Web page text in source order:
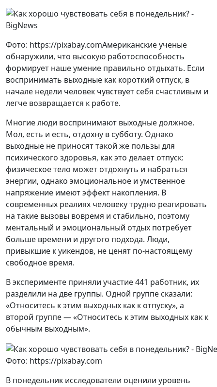
Фото: https://pixabay.comАмериканские ученые
обнаружили, что высокую работоспособность
формирует наше умение правильно отдыхать. Если
воспринимать выходные как короткий отпуск, в
начале недели человек чувствует себя счастливым и
легче возвращается к работе.
Многие люди воспринимают выходные должное.
Мол, есть и есть, отдохну в субботу. Однако
выходные не приносят такой же пользы для
психического здоровья, как это делает отпуск:
физическое тело может отдохнуть и набраться
энергии, однако эмоциональное и умственное
напряжение имеют эффект накопления. В
современных реалиях человеку трудно реагировать
на такие вызовы вовремя и стабильно, поэтому
ментальный и эмоциональный отдых потребует
больше времени и другого подхода. Люди,
привыкшие к уикендов, не ценят по-настоящему
свободное время.
В эксперименте приняли участие 441 работник, их
разделили на две группы. Одной группе сказали:
«Относитесь к этим выходных как к отпуску», а
второй группе — «Относитесь к этим выходных как к
обычным выходным».
Фото: https://pixabay.com
В понедельник исследователи оценили уровень